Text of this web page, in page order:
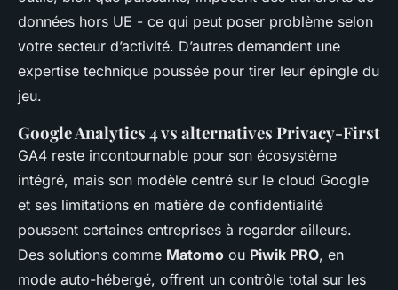
données hors UE - ce qui peut poser problème selon
votre secteur d’activité. D’autres demandent une
expertise technique poussée pour tirer leur épingle du
jeu.
Google Analytics 4 vs alternatives Privacy-First
GA4 reste incontournable pour son écosystème
intégré, mais son modèle centré sur le cloud Google
et ses limitations en matière de confidentialité
poussent certaines entreprises à regarder ailleurs.
Des solutions comme Matomo ou Piwik PRO, en
mode auto-hébergé, offrent un contrôle total sur les